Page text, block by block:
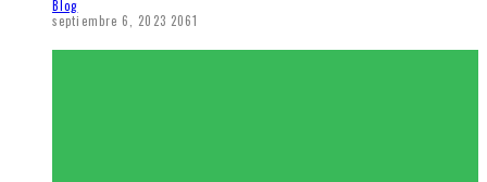
Blog
septiembre 6, 2023 2061